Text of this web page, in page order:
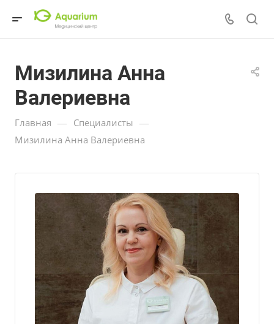
Мизилина Анна
Валериевна
Главная — Специалисты —
Мизилина Анна Валериевна